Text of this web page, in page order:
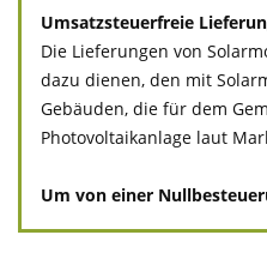
Umsatzsteuerfreie
Die Lieferungen von
dazu dienen, den mit
Gebäuden, die für dem
Photovoltaikanlage laut
Um von einer